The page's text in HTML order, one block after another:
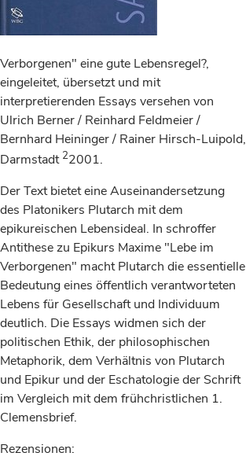
Verborgenen" eine gute Lebensregel?,
eingeleitet, übersetzt und mit
interpretierenden Essays versehen von
Ulrich Berner / Reinhard Feldmeier /
Bernhard Heininger / Rainer Hirsch-Luipold,
Darmstadt 22001.
Der Text bietet eine Auseinandersetzung
des Platonikers Plutarch mit dem
epikureischen Lebensideal. In schroffer
Antithese zu Epikurs Maxime "Lebe im
Verborgenen" macht Plutarch die essentielle
Bedeutung eines öffentlich verantworteten
Lebens für Gesellschaft und Individuum
deutlich. Die Essays widmen sich der
politischen Ethik, der philosophischen
Metaphorik, dem Verhältnis von Plutarch
und Epikur und der Eschatologie der Schrift
im Vergleich mit dem frühchristlichen 1.
Clemensbrief.
Rezensionen: